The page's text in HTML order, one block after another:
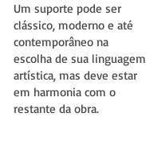
Um suporte pode ser
clássico, moderno e até
contemporâneo na
escolha de sua linguagem
artística, mas deve estar
em harmonia com o
restante da obra.